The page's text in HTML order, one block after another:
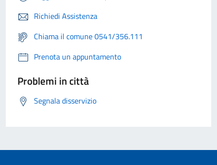
Richiedi Assistenza
Chiama il comune 0541/356.111
Prenota un appuntamento
Problemi in città
Segnala disservizio